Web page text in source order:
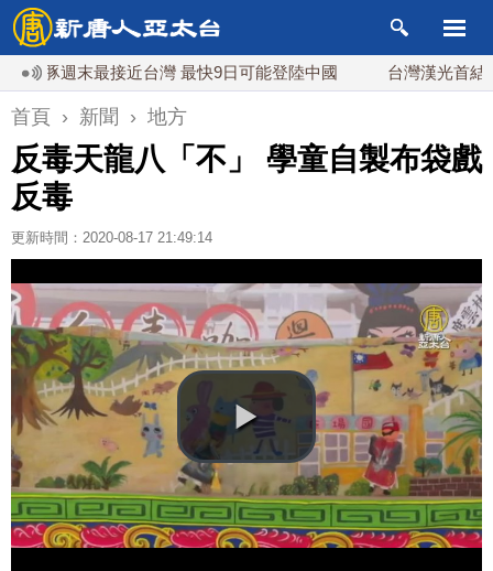
週末最接近台灣 最快9日可能登陸中國 台灣漢光首結合城鎮
首頁 › 新聞 › 地方
反毒天龍八「不」 學童自製布袋戲
反毒
更新時間：2020-08-17 21:49:14